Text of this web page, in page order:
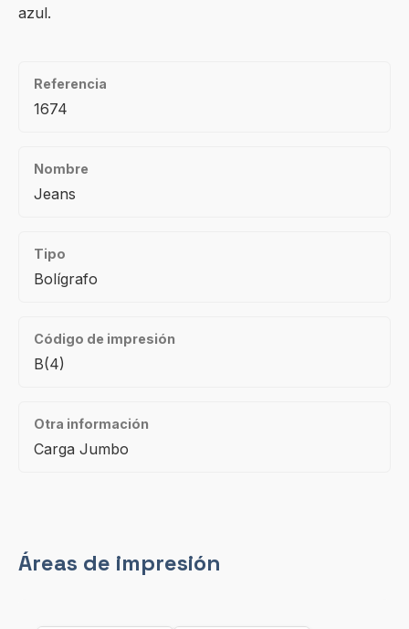
azul.
Referencia
1674
Nombre
Jeans
Tipo
Bolígrafo
Código de impresión
B(4)
Otra información
Carga Jumbo
Áreas de impresión